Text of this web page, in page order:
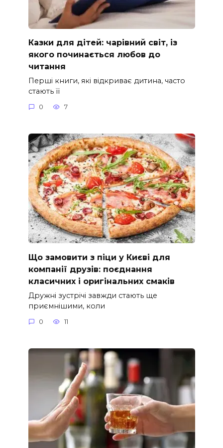
Казки для дітей: чарівний світ, із
якого починається любов до
читання
Перші книги, які відкриває дитина, часто
стають її
0 7
Що замовити з піци у Києві для
компанії друзів: поєднання
класичних і оригінальних смаків
Дружні зустрічі завжди стають ще
приємнішими, коли
0 11